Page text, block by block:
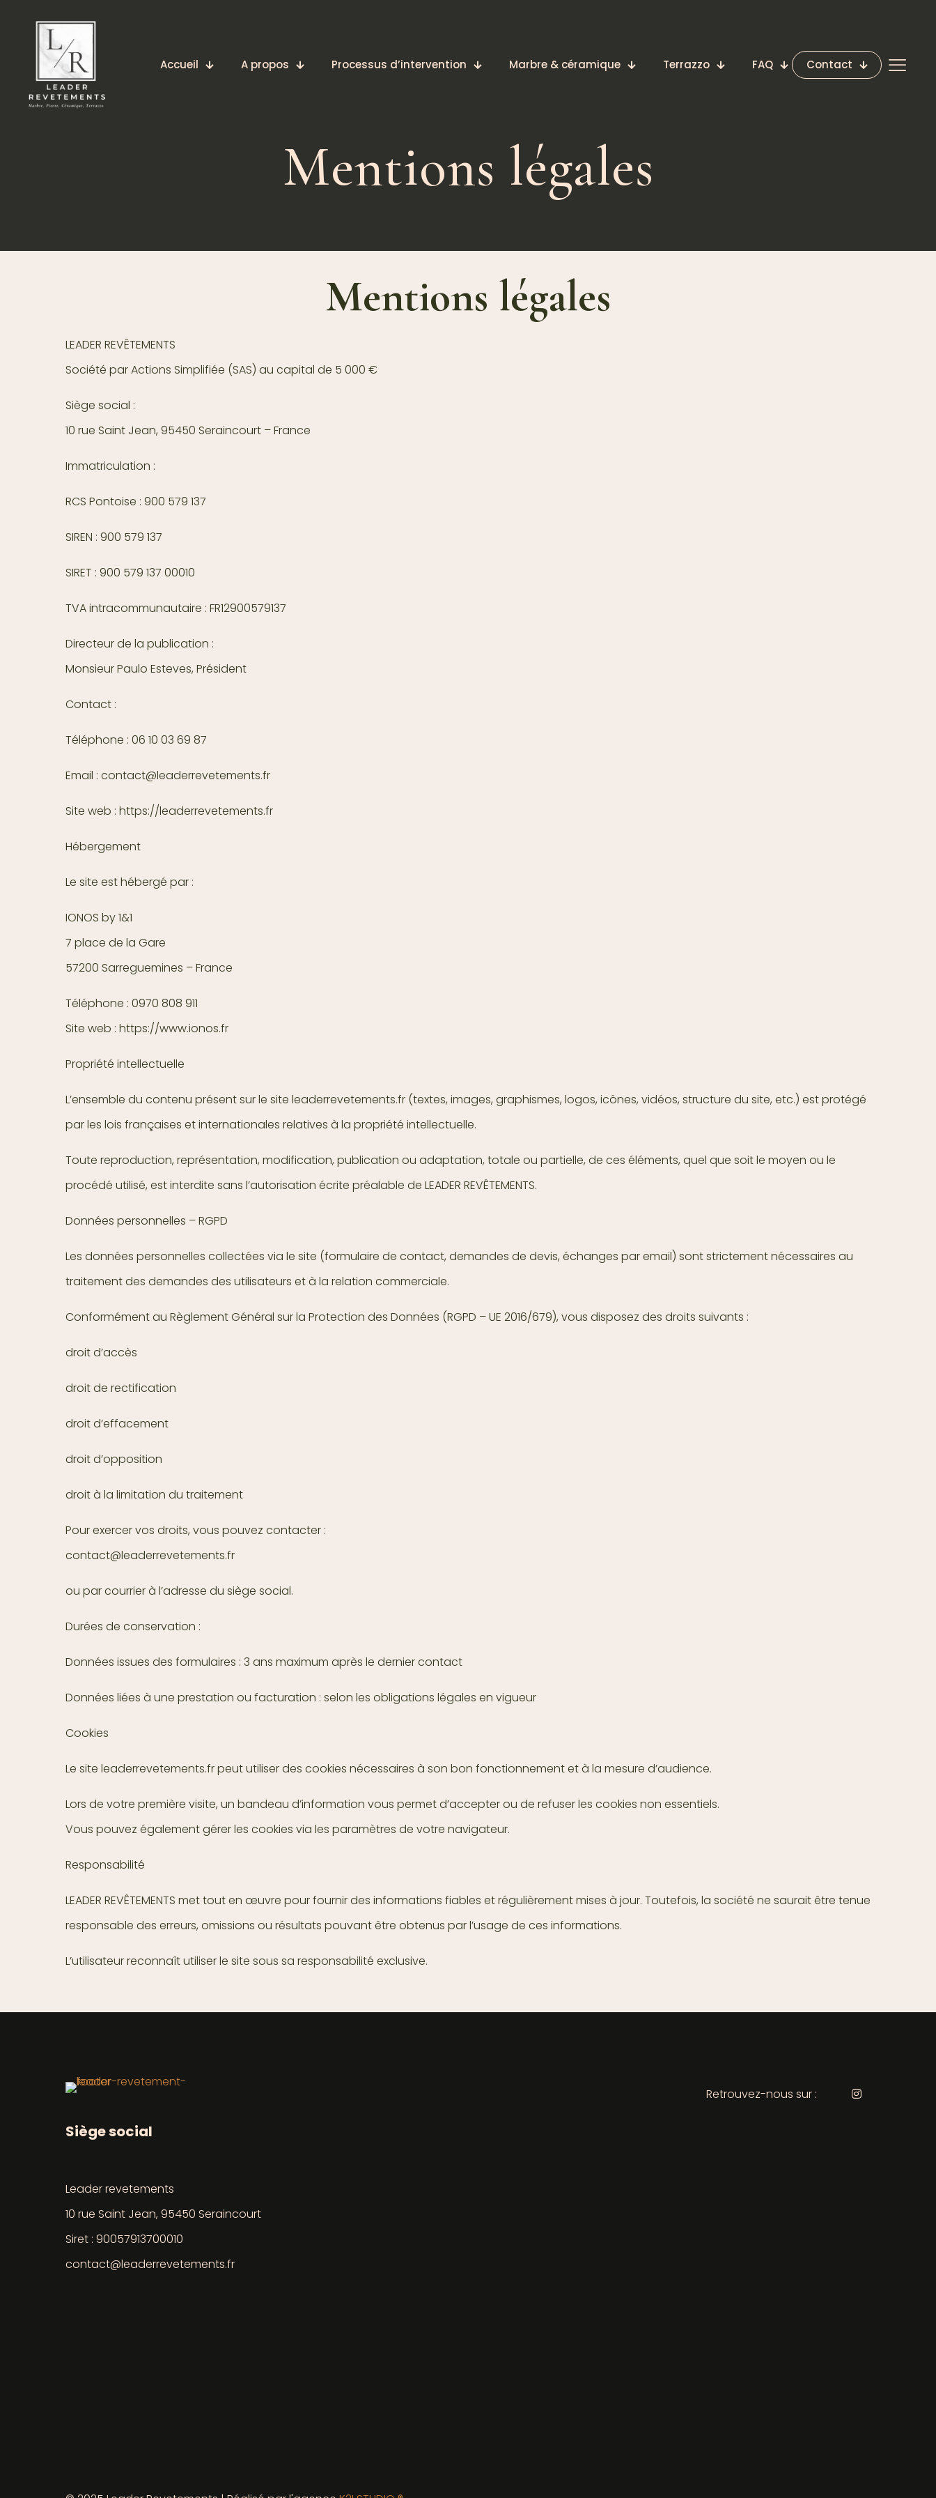
Accueil A propos Processus d’intervention Marbre & céramique Terrazzo FAQ Contact
Mentions légales
Mentions légales
LEADER REVÊTEMENTS
Société par Actions Simplifiée (SAS) au capital de 5 000 €
Siège social :
10 rue Saint Jean, 95450 Seraincourt – France
Immatriculation :
RCS Pontoise : 900 579 137
SIREN : 900 579 137
SIRET : 900 579 137 00010
TVA intracommunautaire : FR12900579137
Directeur de la publication :
Monsieur Paulo Esteves, Président
Contact :
Téléphone : 06 10 03 69 87
Email : contact@leaderrevetements.fr
Site web : https://leaderrevetements.fr
Hébergement
Le site est hébergé par :
IONOS by 1&1
7 place de la Gare
57200 Sarreguemines – France
Téléphone : 0970 808 911
Site web : https://www.ionos.fr
Propriété intellectuelle
L’ensemble du contenu présent sur le site leaderrevetements.fr (textes, images, graphismes, logos, icônes, vidéos, structure du site, etc.) est protégé
par les lois françaises et internationales relatives à la propriété intellectuelle.
Toute reproduction, représentation, modification, publication ou adaptation, totale ou partielle, de ces éléments, quel que soit le moyen ou le
procédé utilisé, est interdite sans l’autorisation écrite préalable de LEADER REVÊTEMENTS.
Données personnelles – RGPD
Les données personnelles collectées via le site (formulaire de contact, demandes de devis, échanges par email) sont strictement nécessaires au
traitement des demandes des utilisateurs et à la relation commerciale.
Conformément au Règlement Général sur la Protection des Données (RGPD – UE 2016/679), vous disposez des droits suivants :
droit d’accès
droit de rectification
droit d’effacement
droit d’opposition
droit à la limitation du traitement
Pour exercer vos droits, vous pouvez contacter :
contact@leaderrevetements.fr
ou par courrier à l’adresse du siège social.
Durées de conservation :
Données issues des formulaires : 3 ans maximum après le dernier contact
Données liées à une prestation ou facturation : selon les obligations légales en vigueur
Cookies
Le site leaderrevetements.fr peut utiliser des cookies nécessaires à son bon fonctionnement et à la mesure d’audience.
Lors de votre première visite, un bandeau d’information vous permet d’accepter ou de refuser les cookies non essentiels.
Vous pouvez également gérer les cookies via les paramètres de votre navigateur.
Responsabilité
LEADER REVÊTEMENTS met tout en œuvre pour fournir des informations fiables et régulièrement mises à jour. Toutefois, la société ne saurait être tenue
responsable des erreurs, omissions ou résultats pouvant être obtenus par l’usage de ces informations.
L’utilisateur reconnaît utiliser le site sous sa responsabilité exclusive.
Siège social
Leader revetements
10 rue Saint Jean, 95450 Seraincourt
Siret : 90057913700010
contact@leaderrevetements.fr
Retrouvez-nous sur :